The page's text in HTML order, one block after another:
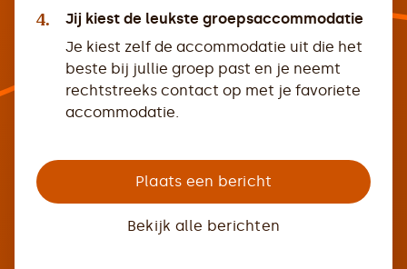
4.
Jij kiest de leukste groepsaccommodatie
Je kiest zelf de accommodatie uit die het
beste bij jullie groep past en je neemt
rechtstreeks contact op met je favoriete
accommodatie.
Plaats een bericht
Bekijk alle berichten